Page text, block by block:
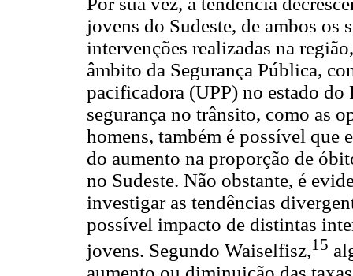
jovens do Sudeste, de ambos os
intervenções realizadas na
âmbito da Segurança Pública,
pacificadora (UPP) no estado do
segurança no trânsito, como as
homens, também é possível que
do aumento na proporção de
no Sudeste. Não obstante, é
investigar as tendências
possível impacto de distintas
jovens. Segundo Waiselfisz,15